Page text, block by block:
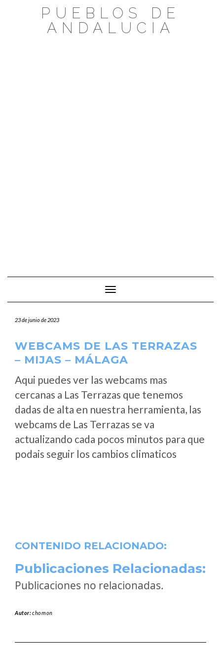
PUEBLOS DE
ANDALUCIA
Cambiar modo de navegación
23 de junio de 2023
WEBCAMS DE LAS TERRAZAS
– MIJAS – MÁLAGA
Aqui puedes ver las webcams mas
cercanas a Las Terrazas que tenemos
dadas de alta en nuestra herramienta, las
webcams de Las Terrazas se va
actualizando cada pocos minutos para que
podais seguir los cambios climaticos
CONTENIDO RELACIONADO:
Publicaciones Relacionadas:
Publicaciones no relacionadas.
Autor:chomon